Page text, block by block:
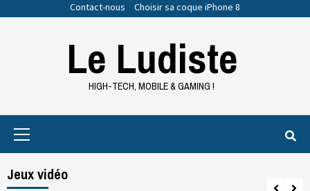
Contact-nous Choisir sa coque iPhone 8
Le Ludiste
HIGH-TECH, MOBILE & GAMING !
Jeux vidéo